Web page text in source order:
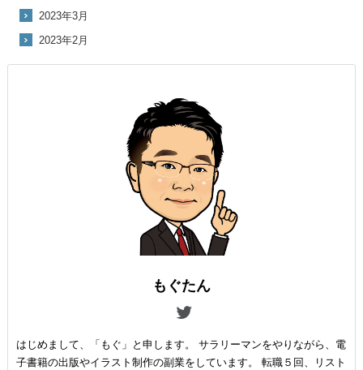
2023年3月
2023年2月
もぐたん
はじめまして、「もぐ」と申します。 サラリーマンをやりながら、電
子書籍の出版やイラスト制作の副業をしています。 転職５回、リスト